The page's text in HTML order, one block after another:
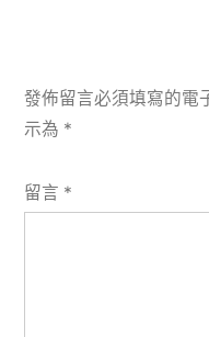
發佈留言必須填寫的電
示為 *
留言 *